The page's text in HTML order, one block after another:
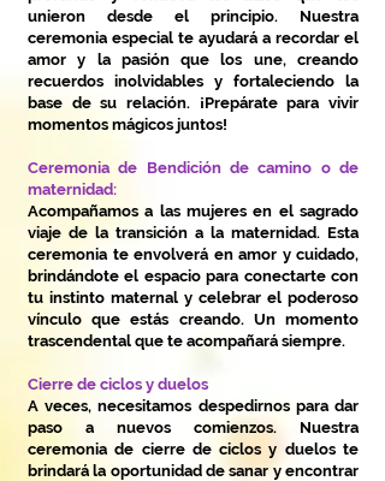
unieron desde el principio. Nuestra
ceremonia especial te ayudará a recordar el
amor y la pasión que los une, creando
recuerdos inolvidables y fortaleciendo la
base de su relación. ¡Prepárate para vivir
momentos mágicos juntos!
Ceremonia de Bendición de camino o de
maternidad:
Acompañamos a las mujeres en el sagrado
viaje de la transición a la maternidad. Esta
ceremonia te envolverá en amor y cuidado,
brindándote el espacio para conectarte con
tu instinto maternal y celebrar el poderoso
vínculo que estás creando. Un momento
trascendental que te acompañará siempre.
Cierre de ciclos y duelos
A veces, necesitamos despedirnos para dar
paso a nuevos comienzos. Nuestra
ceremonia de cierre de ciclos y duelos te
brindará la oportunidad de sanar y encontrar